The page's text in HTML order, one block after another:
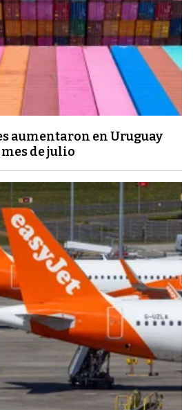
aumentaron en Uruguay
mes de julio